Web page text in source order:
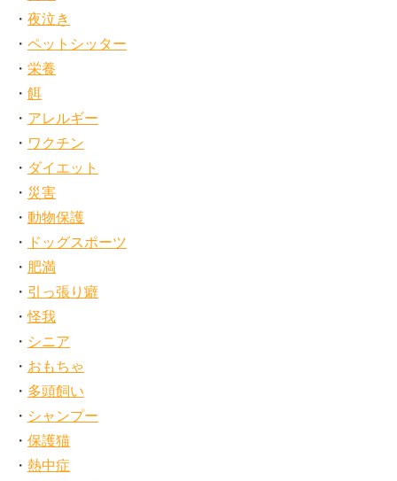
夜泣き
ペットシッター
栄養
餌
アレルギー
ワクチン
ダイエット
災害
動物保護
ドッグスポーツ
肥満
引っ張り癖
怪我
シニア
おもちゃ
多頭飼い
シャンプー
保護猫
熱中症